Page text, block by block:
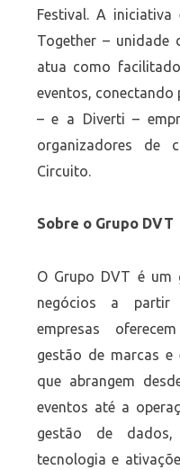
Festival. A
Together – unidade
atua como
eventos, conectando
– e a Diverti –
organizadores de
Circuito.
Sobre o Grupo DVT
O Grupo DVT é um
negócios a partir
empresas
gestão de marcas e
que abrangem
eventos até a
gestão de dados,
tecnologia e